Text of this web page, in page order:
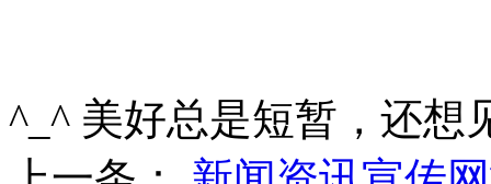
^_^ 美好总是短暂，还想